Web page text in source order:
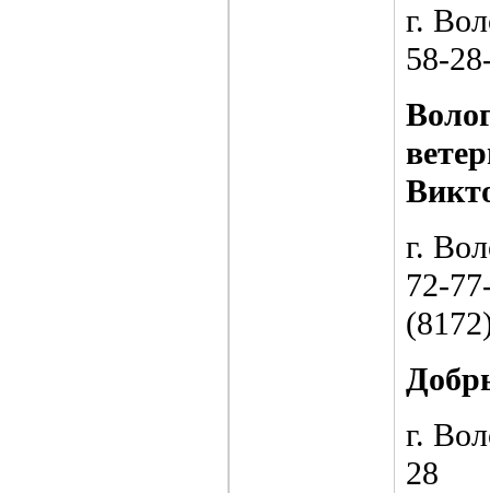
г.
58-
г.
72-
г.
28